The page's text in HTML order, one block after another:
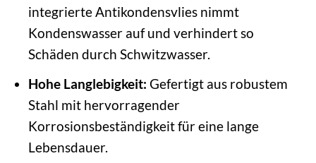
integrierte Antikondensvlies nimmt
Kondenswasser auf und verhindert so
Schäden durch Schwitzwasser.
Hohe Langlebigkeit: Gefertigt aus robustem
Stahl mit hervorragender
Korrosionsbeständigkeit für eine lange
Lebensdauer.